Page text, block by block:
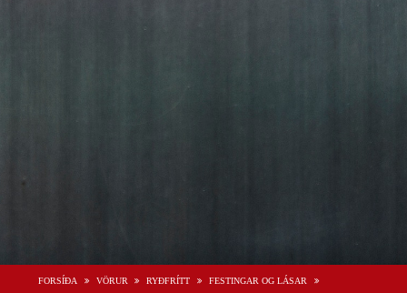
FORSÍÐA VÖRUR RYÐFRÍTT FESTINGAR OG LÁSAR